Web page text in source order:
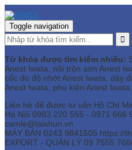
Toggle navigation
Từ khóa được tìm kiếm nhiều:
Anest Iwata, nồi trộn sơn Anest
cốc đo độ nhớt Anest Iwata, dây
Anest Iwata, phụ kiện Anest
Liên hệ để được tư vấn Hồ Chí
Hà Nội 0983 220 555 - 0971 666
camle@taishun.vn
MÁY BÀN 0243 9841505 https://
EXPORT - QUẢN LÝ 09 7555